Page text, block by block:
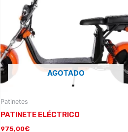
AGOTADO
Patinetes
PATINETE ELÉCTRICO
975,00€